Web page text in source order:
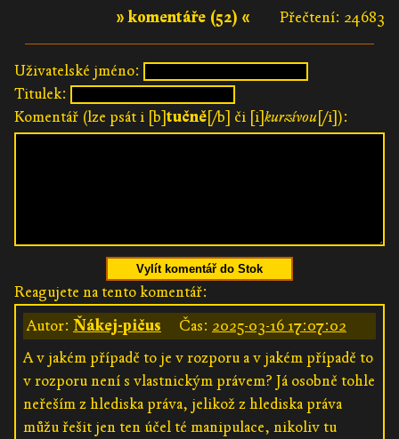
Přečtení: 24683
» komentáře (52) «
Uživatelské jméno:
Titulek:
Komentář (lze psát i [b]tučně[/b] či [i]kurzívou[/i]):
Vylít komentář do Stok
Reagujete na tento komentář:
Autor: Ňákej-pičus Čas: 2025-03-16 17:07:02
A v jakém případě to je v rozporu a v jakém případě to
v rozporu není s vlastnickým právem? Já osobně tohle
neřeším z hlediska práva, jelikož z hlediska práva
můžu řešit jen ten účel té manipulace, nikoliv tu